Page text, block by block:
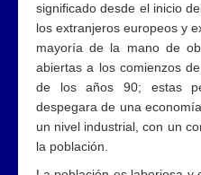
significado desde el inicio
los extranjeros europeos y
mayoría de la mano de
abiertas a los comienzos
de los años 90; estas
despegara de una
un nivel industrial, con un
la población.